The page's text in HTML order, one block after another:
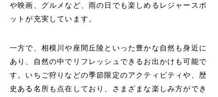
や映画、グルメなど、雨の日でも楽しめるレジャースポ
ットが充実しています。
一方で、相模川や座間丘陵といった豊かな自然も身近に
あり、自然の中でリフレッシュできるお出かけも可能で
す。いちご狩りなどの季節限定のアクティビティや、歴
史ある名所も点在しており、さまざまな楽しみ方ができ